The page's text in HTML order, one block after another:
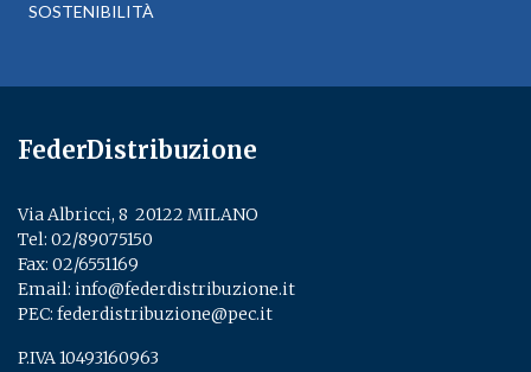
SOSTENIBILITÀ
FederDistribuzione
Via Albricci, 8 ­ 20122 MILANO
Tel: 02/89075150
Fax: 02/6551169
Email: info@federdistribuzione.it
PEC: federdistribuzione@pec.it
P.IVA 10493160963